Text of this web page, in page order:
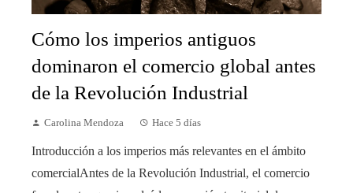
Cómo los imperios antiguos
dominaron el comercio global antes
de la Revolución Industrial
Carolina Mendoza Hace 5 días
Introducción a los imperios más relevantes en el ámbito
comercialAntes de la Revolución Industrial, el comercio